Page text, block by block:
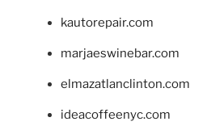
kautorepair.com
marjaeswinebar.com
elmazatlanclinton.com
ideacoffeenyc.com